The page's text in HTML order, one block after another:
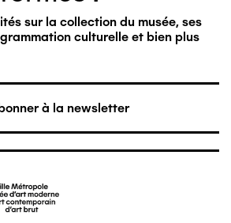
sur la collection du musée, ses
culturelle et bien plus
à la newsletter